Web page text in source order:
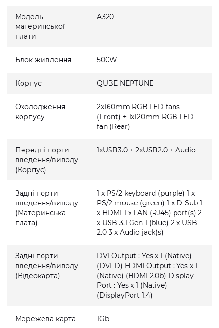
Модель
материнської
плати
A320
Блок живлення 500W
Корпус QUBE NEPTUNE
Охолодження
корпусу
2x160mm RGB LED fans
(Front) + 1x120mm RGB LED
fan (Rear)
Передні порти
введення/виводу
(Корпус)
1xUSB3.0 + 2xUSB2.0 + Audio
Задні порти
введення/виводу
(Материнська
плата)
1 x PS/2 keyboard (purple) 1 x
PS/2 mouse (green) 1 x D-Sub 1
x HDMI 1 x LAN (RJ45) port(s) 2
x USB 3.1 Gen 1 (blue) 2 x USB
2.0 3 x Audio jack(s)
Задні порти
введення/виводу
(Відеокарта)
DVI Output : Yes x 1 (Native)
(DVI-D) HDMI Output : Yes x 1
(Native) (HDMI 2.0b) Display
Port : Yes x 1 (Native)
(DisplayPort 1.4)
Мережева карта 1Gb